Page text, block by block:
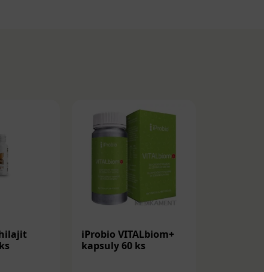
iProbio VITALbiom+
kapsuly 60 ks